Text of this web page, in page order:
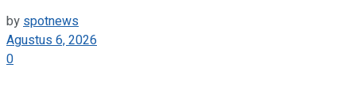
byspotnews
Agustus 6, 2026
0